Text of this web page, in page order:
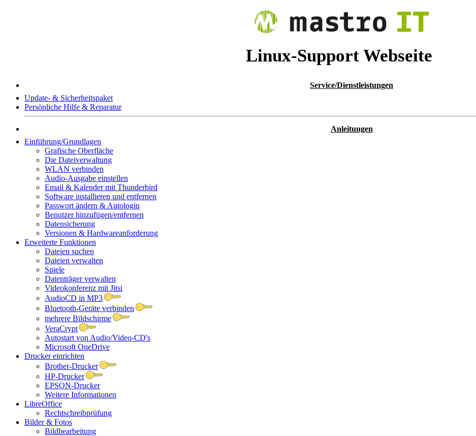
Linux-Support Webseite
Service/Dienstleistungen
Update- & Sicherheitspaket
Persönliche Hilfe & Reparatur
Anleitungen
Einführung/Grundlagen
Grafische Oberfläche
Die Dateiverwaltung
WLAN verbinden
Audio-Ausgabe einstellen
Email & Kalender mit Thunderbird
Software installieren und entfernen
Passwort ändern & Autologin
Benutzer hinzufügen/entfernen
Datensicherung
Versionen & Hardwareanforderung
Erweiterte Funktionen
Dateien suchen
Dateien verwalten
Spiele
Datenträger verwalten
Videokonferenz mit Jitsi
AudioCD in MP3
Bluetooth-Geräte verbinden
mehrere Bildschirme
VeraCrypt
Autostart von Audio/Video-CD's
Microsoft OneDrive
Drucker einrichten
Brother-Drucker
HP-Drucker
EPSON-Drucker
Weitere Informationen
LibreOffice
Rechtschreibprüfung
Bilder & Fotos
Bildbearbeitung